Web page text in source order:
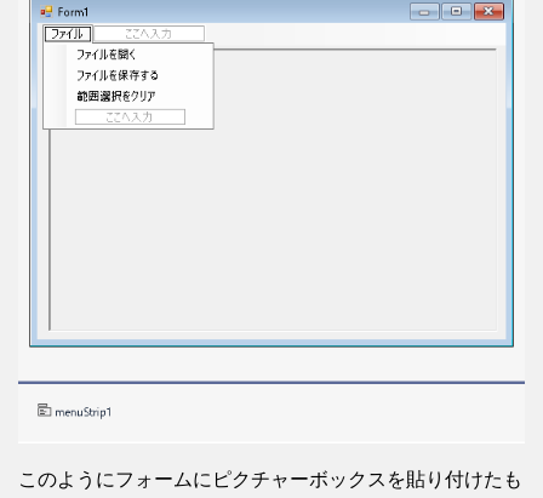
このようにフォームにピクチャーボックスを貼り付けたも